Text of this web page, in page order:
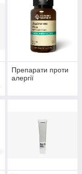
Препарати проти
алергії